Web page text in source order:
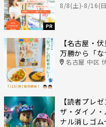
PR
8/8(土)-8/16(
【名古屋・
万勝から「な
名古屋 中区
【読者プレ
ザ・ダイノ
ナル消しゴ